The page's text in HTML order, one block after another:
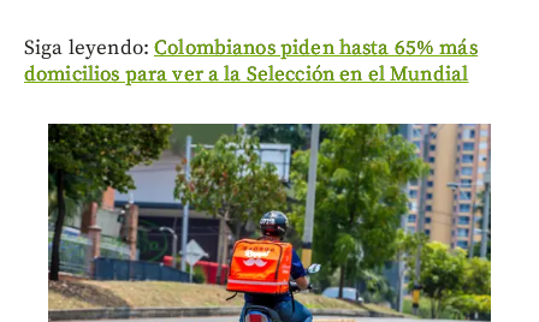
Siga leyendo:Colombianos piden hasta 65% más
domicilios para ver a la Selección en el Mundial